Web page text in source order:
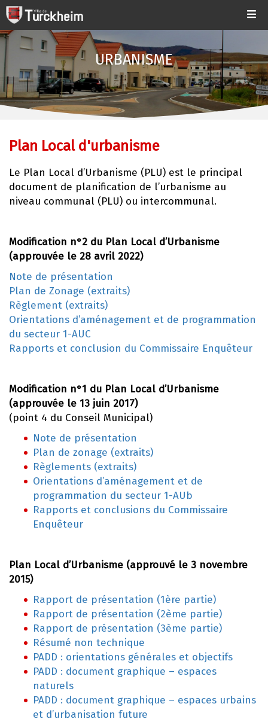
URBANISME
Plan Local d'urbanisme
Le Plan Local d’Urbanisme (PLU) est le principal
document de planification de l’urbanisme au
niveau communal (PLU) ou intercommunal.
Modification n°2 du Plan Local d’Urbanisme
(approuvée le 28 avril 2022)
Note de présentation
Plan de Zonage (extraits)
Règlement (extraits)
Orientations d’aménagement et de programmation
du secteur 1-AUC
Rapports et conclusion du Commissaire Enquêteur
Modification n°1 du Plan Local d’Urbanisme
(approuvée le 13 juin 2017)
(point 4 du Conseil Municipal)
Note de présentation
Plan de zonage (extraits)
Règlements (extraits)
Orientations d’aménagement et de
programmation du secteur 1-AUb
Rapports et conclusions du Commissaire
Enquêteur
Plan Local d’Urbanisme (approuvé le 3 novembre
2015)
Rapport de présentation (1ère partie)
Rapport de présentation (2ème partie)
Rapport de présentation (3ème partie)
Résumé non technique
PADD : orientations générales et objectifs
PADD : document graphique – espaces
naturels
PADD : document graphique – espaces urbains
et d’urbanisation future